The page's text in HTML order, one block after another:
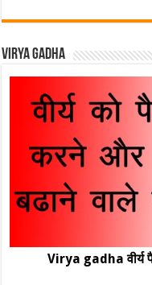
Virya Gadha
Virya gadha वीर्य